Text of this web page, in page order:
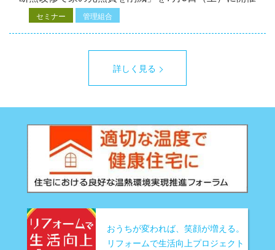
セミナー 管理組合
詳しく見る
おうちが変われば、笑顔が増える。
リフォームで生活向上プロジェクト